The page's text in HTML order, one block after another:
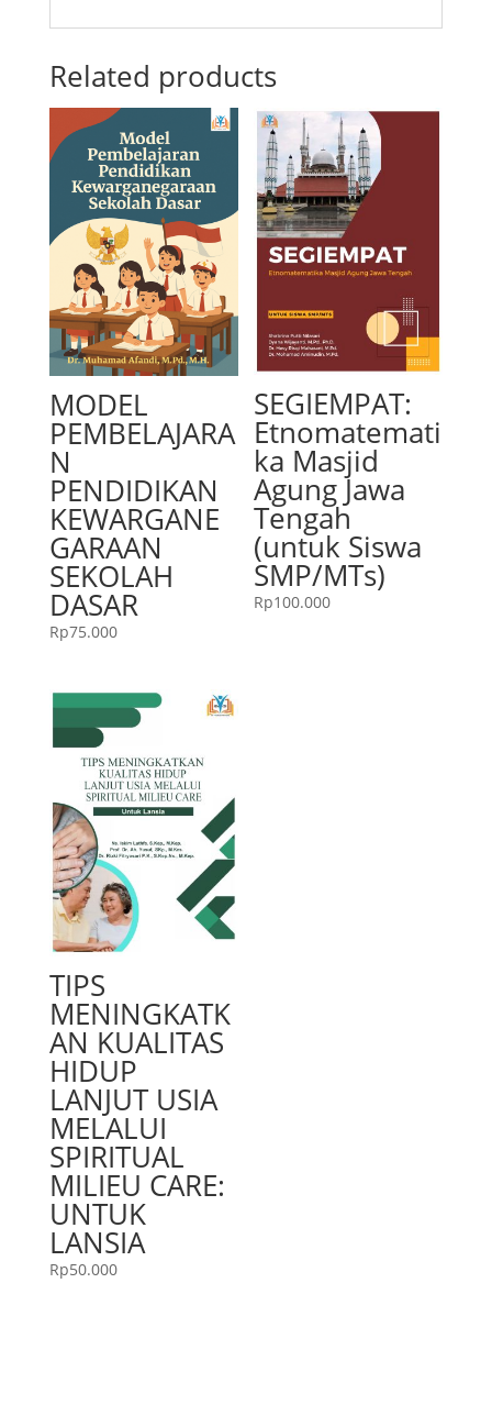
Related products
MODEL
PEMBELAJARA
N
PENDIDIKAN
KEWARGANE
GARAAN
SEKOLAH
DASAR
Rp75.000
SEGIEMPAT:
Etnomatemati
ka Masjid
Agung Jawa
Tengah
(untuk Siswa
SMP/MTs)
Rp100.000
TIPS
MENINGKATK
AN KUALITAS
HIDUP
LANJUT USIA
MELALUI
SPIRITUAL
MILIEU CARE:
UNTUK
LANSIA
Rp50.000